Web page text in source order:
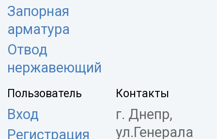
Запорная
арматура
Отвод
нержавеющий
Пользователь
Вход
Регистрация
Контакты
г. Днепр,
ул.Генерала